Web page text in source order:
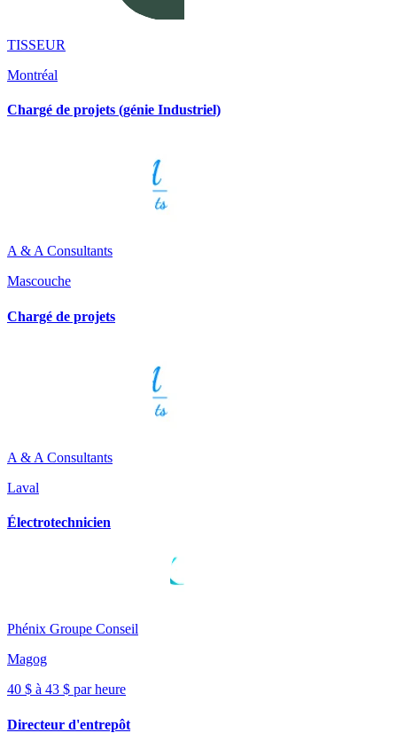
TISSEUR
Montréal
Chargé de projets (génie Industriel)
A & A Consultants
Mascouche
Chargé de projets
A & A Consultants
Laval
Électrotechnicien
Phénix Groupe Conseil
Magog
40 $ à 43 $ par heure
Directeur d'entrepôt